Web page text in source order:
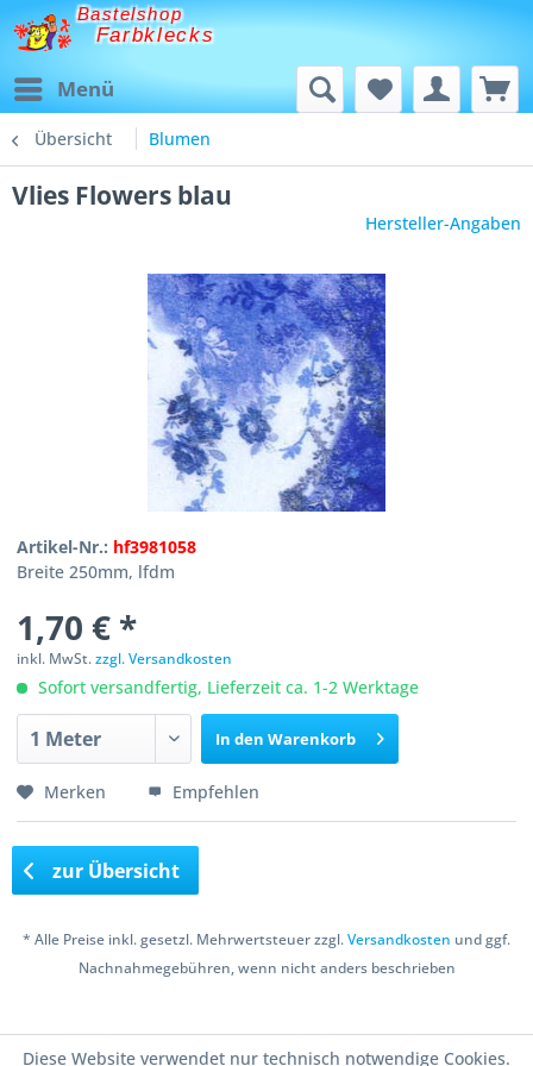
Bastelshop
Farbklecks
Menü
Übersicht Blumen
Vlies Flowers blau
Hersteller-Angaben
Artikel-Nr.: hf3981058
Breite 250mm, lfdm
1,70 € *
inkl. MwSt.zzgl. Versandkosten
Sofort versandfertig, Lieferzeit ca. 1-2 Werktage
In den Warenkorb
Merken Empfehlen
zur Übersicht
* Alle Preise inkl. gesetzl. Mehrwertsteuer zzgl.Versandkosten und ggf.
Nachnahmegebühren, wenn nicht anders beschrieben
Diese Website verwendet nur technisch notwendige Cookies.